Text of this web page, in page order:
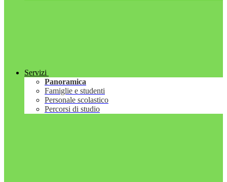
Servizi
Panoramica
Famiglie e studenti
Personale scolastico
Percorsi di studio